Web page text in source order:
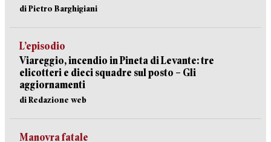
di Pietro Barghigiani
L’episodio
Viareggio, incendio in Pineta di Levante: tre
elicotteri e dieci squadre sul posto – Gli
aggiornamenti
di Redazione web
Manovra fatale